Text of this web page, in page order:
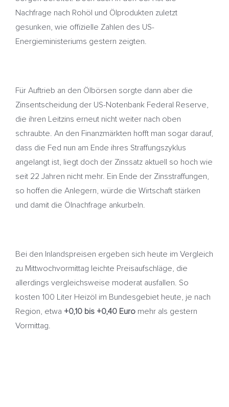
Nachfrage nach Rohöl und Ölprodukten zuletzt
gesunken, wie offizielle Zahlen des US-
Energieministeriums gestern zeigten.
Für Auftrieb an den Ölbörsen sorgte dann aber die
Zinsentscheidung der US-Notenbank Federal Reserve,
die ihren Leitzins erneut nicht weiter nach oben
schraubte. An den Finanzmärkten hofft man sogar darauf,
dass die Fed nun am Ende ihres Straffungszyklus
angelangt ist, liegt doch der Zinssatz aktuell so hoch wie
seit 22 Jahren nicht mehr. Ein Ende der Zinsstraffungen,
so hoffen die Anlegern, würde die Wirtschaft stärken
und damit die Ölnachfrage ankurbeln.
Bei den Inlandspreisen ergeben sich heute im Vergleich
zu Mittwochvormittag leichte Preisaufschläge, die
allerdings vergleichsweise moderat ausfallen. So
kosten 100 Liter Heizöl im Bundesgebiet heute, je nach
Region, etwa +0,10 bis +0,40 Euro mehr als gestern
Vormittag.